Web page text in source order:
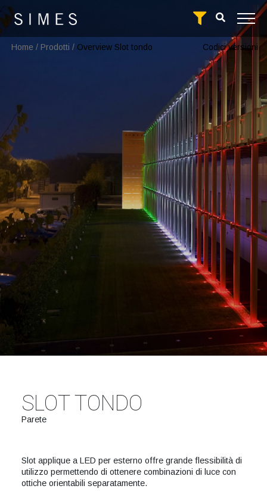
Home / Prodotti / Overview Slot tondo Codici versioni
SLOT TONDO
Parete
Slot applique a LED per esterno offre grande flessibilità di
utilizzo permettendo di ottenere combinazioni di luce con
ottiche orientabili separatamente.